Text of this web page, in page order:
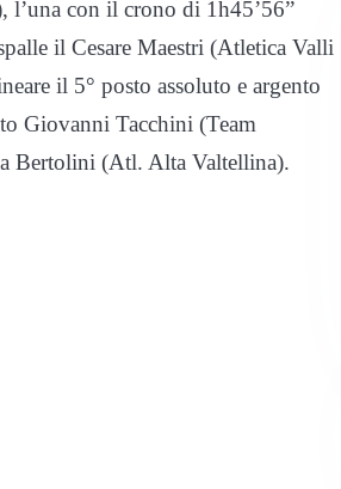
l’una con il crono di 1h45’56”
il Cesare Maestri (Atletica Valli
il 5° posto assoluto e argento
Giovanni Tacchini (Team
Bertolini (Atl. Alta Valtellina).